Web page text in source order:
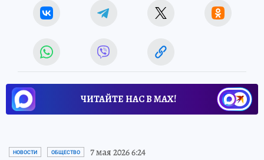
ЧИТАЙТЕ НАС В МАХ!
НОВОСТИ ОБЩЕСТВО 7 мая 2026 6:24